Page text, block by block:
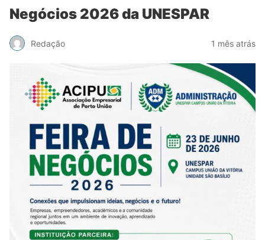
Negócios 2026 da UNESPAR
Redação 1 mês atrás